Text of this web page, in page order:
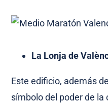
La Lonja de
Este edificio, además
símbolo del poder de la